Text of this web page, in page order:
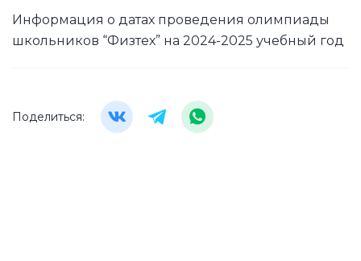
Информация о датах проведения олимпиады
школьников “Физтех” на 2024-2025 учебный год
Поделиться: